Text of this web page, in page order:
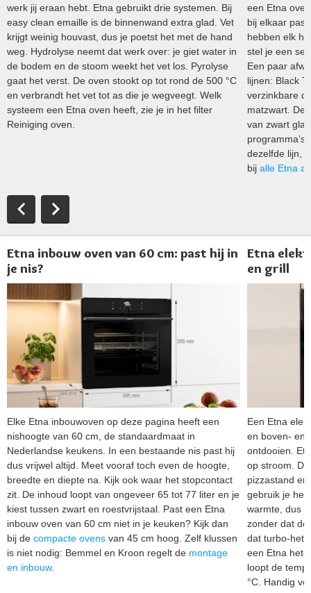
werk jij eraan hebt. Etna gebruikt drie systemen. Bij
easy clean emaille is de binnenwand extra glad. Vet
krijgt weinig houvast, dus je poetst het met de hand
weg. Hydrolyse neemt dat werk over: je giet water in
de bodem en de stoom weekt het vet los. Pyrolyse
gaat het verst. De oven stookt op tot rond de 500 °C
en verbrandt het vet tot as die je wegveegt. Welk
systeem een Etna oven heeft, zie je in het filter
Reiniging oven.
een Etna
bij elkaar
hebben elk
stel je een
Een paar
lijnen: Black
verzinkbare
matzwart. De
van zwart
dezelfde lijn,
bij alle Etna
Etna inbouw oven van 60 cm: past hij in
je nis?
Elke Etna inbouwoven op deze pagina heeft een
nishoogte van 60 cm, de standaardmaat in
Nederlandse keukens. In een bestaande nis past hij
dus vrijwel altijd. Meet vooraf toch even de hoogte,
breedte en diepte na. Kijk ook waar het stopcontact
zit. De inhoud loopt van ongeveer 65 tot 77 liter en je
kiest tussen zwart en roestvrijstaal. Past een Etna
inbouw oven van 60 cm niet in je keuken? Kijk dan
bij de compacte ovens van 45 cm hoog. Zelf klussen
is niet nodig: Bemmel en Kroon regelt de montage
en inbouw.
Etna
en grill
Een Etna
en boven- en
ontdooien.
op stroom.
pizzastand
gebruik je het
warmte, dus
zonder dat
dat turbo-
een Etna
loopt de
°C. Handig